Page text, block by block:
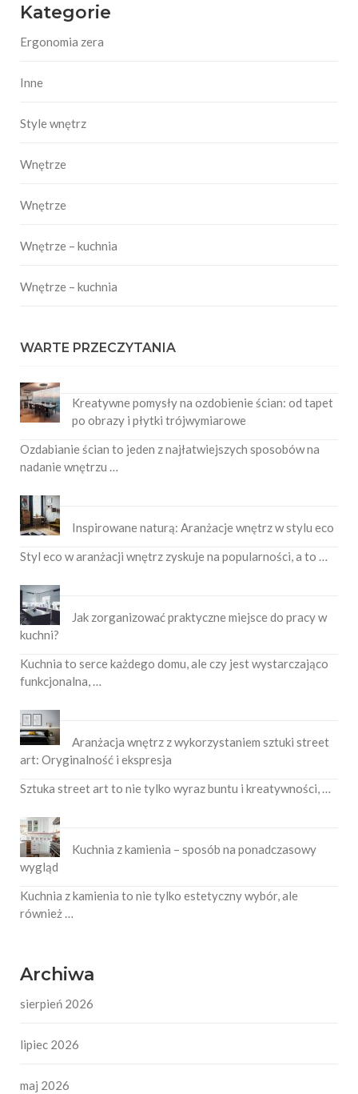
Kategorie
Ergonomia zera
Inne
Style wnętrz
Wnętrze
Wnętrze
Wnętrze – kuchnia
Wnętrze – kuchnia
WARTE PRZECZYTANIA
Kreatywne pomysły na ozdobienie ścian: od tapet
po obrazy i płytki trójwymiarowe
Ozdabianie ścian to jeden z najłatwiejszych sposobów na
nadanie wnętrzu …
Inspirowane naturą: Aranżacje wnętrz w stylu eco
Styl eco w aranżacji wnętrz zyskuje na popularności, a to …
Jak zorganizować praktyczne miejsce do pracy w
kuchni?
Kuchnia to serce każdego domu, ale czy jest wystarczająco
funkcjonalna, …
Aranżacja wnętrz z wykorzystaniem sztuki street
art: Oryginalność i ekspresja
Sztuka street art to nie tylko wyraz buntu i kreatywności, …
Kuchnia z kamienia – sposób na ponadczasowy
wygląd
Kuchnia z kamienia to nie tylko estetyczny wybór, ale
również …
Archiwa
sierpień 2026
lipiec 2026
maj 2026